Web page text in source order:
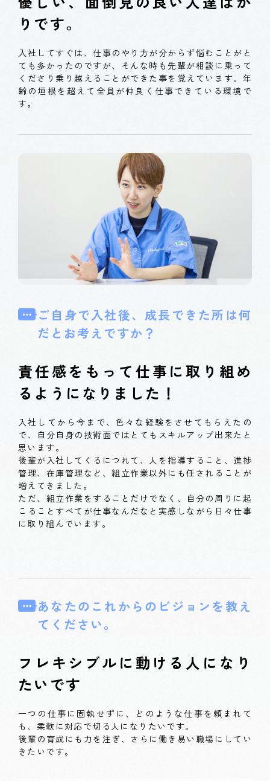
りです。
入社してすぐは、仕事のやり方が分からず悩むことがと
ても多かったのですが、そんな時も先輩が相談に乗って
くださり乗り越えることができた事を覚えています。年
齢の垣根を超えて全員が仲良く仕事できている環境で
す。
ご自身で入社後、成長できた所は何
だとお考えですか？
責任感をもって仕事に取り組め
るようになりました！
入社してから今まで、色々な経験をさせてもらえたの
で、自分自身の技術面ではとてもスキルアップ出来たと
思います。
後輩が入社してくるにつれて、人を指導すること、進捗
管理、在庫管理など、組立作業以外にも任されることが
増えてきました。
ただ、組立作業をすることだけでなく、自分の周りに起
こることすべてが仕事なんだなと実感しながら日々仕事
に取り組んでいます。
あなたのこれからのビジョンを教え
てください。
フレキシブルに動ける人になり
たいです
一つの仕事に固執せずに、どのような仕事を頼まれて
も、柔軟に対応で切る人になりたいです。
後輩の育成にも力を注ぎ、さらに働き易い職場にしてい
きたいです。